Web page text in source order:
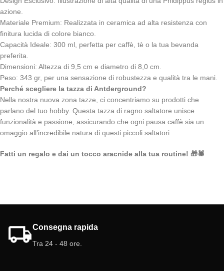
azione.
Materiale Premium: Realizzata in ceramica ad alta resistenza con
finitura lucida di colore bianco.
Capacità Ideale: 300 ml, perfetta per caffè, tè o la tua bevanda
preferita.
Dimensioni: Altezza di 9,5 cm e diametro di 8,0 cm.
Peso: 343 gr, per una sensazione di robustezza e qualità tra le mani.
Perché scegliere la tazza di Antderground?
Nella nostra nuova zona tazze, ci concentriamo su prodotti che
parlano del tuo hobby. Questa tazza di ragno saltatore unisce
funzionalità e passione, assicurando che ogni pausa caffè sia un
omaggio all’incredibile natura di questi piccoli saltatori.
Fatti un regalo e dai un tocco aracnide alla tua routine! 🎁🕷️
Consegna rapida
Tra 24 - 48 ore.